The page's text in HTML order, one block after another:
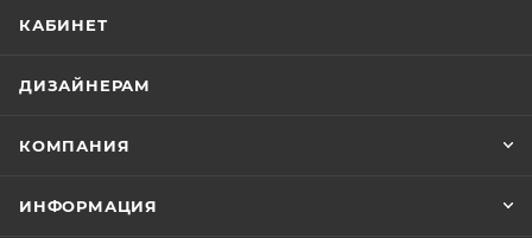
КАБИНЕТ
ДИЗАЙНЕРАМ
КОМПАНИЯ
ИНФОРМАЦИЯ